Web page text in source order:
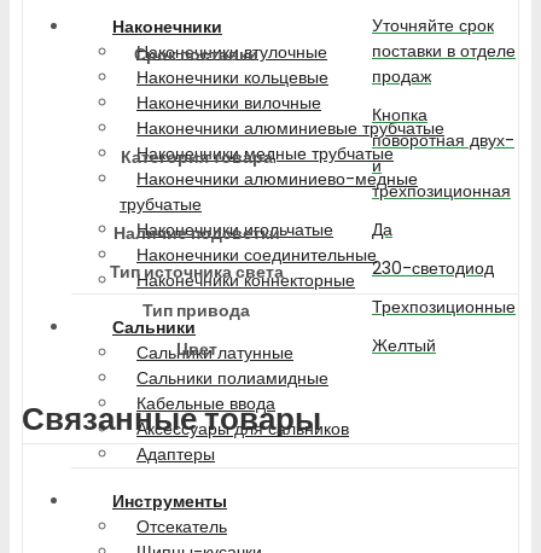
Наконечники
Наконечники втулочные
Наконечники кольцевые
Наконечники вилочные
Наконечники алюминиевые трубчатые
Наконечники медные трубчатые
Наконечники алюминиево-медные
трубчатые
Наконечники игольчатые
Наконечники соединительные
Наконечники коннекторные
Сальники
Сальники латунные
Сальники полиамидные
Кабельные ввода
Аксессуары для сальников
Адаптеры
Инструменты
Отсекатель
Срок поставки
Уточняйте срок
поставки в отделе
продаж
Категория товара
Кнопка
поворотная двух-
и
трехпозиционная
Наличие подсветки
Да
Тип источника света
230-светодиод
Тип привода
Трехпозиционные
Цвет
Желтый
Связанные товары